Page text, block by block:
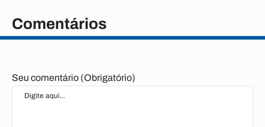
Comentários
Seu comentário (Obrigatório)